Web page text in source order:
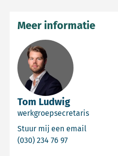
Tom Ludwig
werkgroepsecretaris
Stuur mij een email
(030) 234 76 97Bel Tom Ludwig
Meer informatie